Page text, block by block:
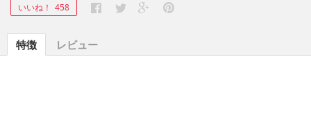
いいね！ 458
特徴 レビュー